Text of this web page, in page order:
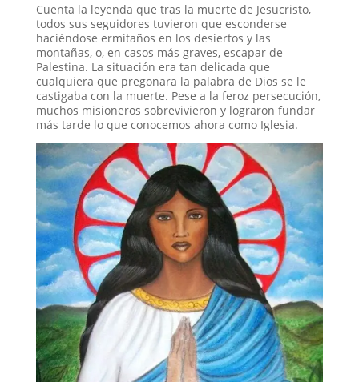
Cuenta la leyenda que tras la muerte de Jesucristo,
todos sus seguidores tuvieron que esconderse
haciéndose ermitaños en los desiertos y las
montañas, o, en casos más graves, escapar de
Palestina. La situación era tan delicada que
cualquiera que pregonara la palabra de Dios se le
castigaba con la muerte. Pese a la feroz persecución,
muchos misioneros sobrevivieron y lograron fundar
más tarde lo que conocemos ahora como Iglesia.